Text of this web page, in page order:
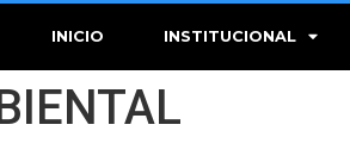
INICIO INSTITUCIONAL